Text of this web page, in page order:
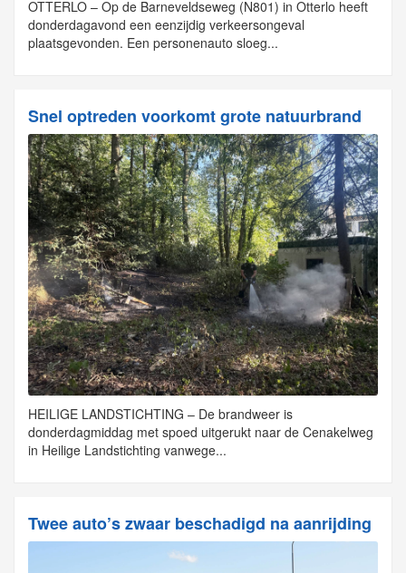
OTTERLO – Op de Barneveldseweg (N801) in Otterlo heeft
donderdagavond een eenzijdig verkeersongeval
plaatsgevonden. Een personenauto sloeg...
Snel optreden voorkomt grote natuurbrand
HEILIGE LANDSTICHTING – De brandweer is
donderdagmiddag met spoed uitgerukt naar de Cenakelweg
in Heilige Landstichting vanwege...
Twee auto’s zwaar beschadigd na aanrijding